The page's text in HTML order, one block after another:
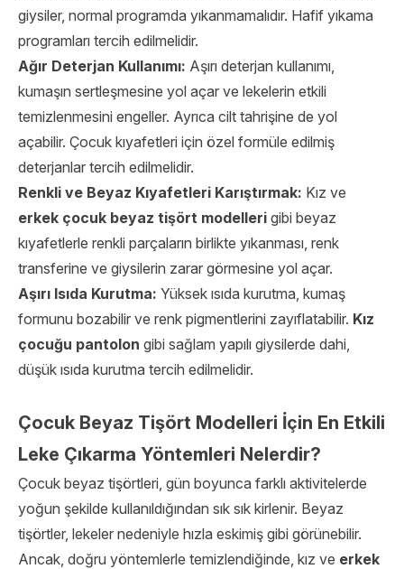
giysiler, normal programda yıkanmamalıdır. Hafif yıkama
programları tercih edilmelidir.
Ağır Deterjan Kullanımı: Aşırı deterjan kullanımı,
kumaşın sertleşmesine yol açar ve lekelerin etkili
temizlenmesini engeller. Ayrıca cilt tahrişine de yol
açabilir. Çocuk kıyafetleri için özel formüle edilmiş
deterjanlar tercih edilmelidir.
Renkli ve Beyaz Kıyafetleri Karıştırmak: Kız ve
erkek çocuk beyaz tişört modelleri gibi beyaz
kıyafetlerle renkli parçaların birlikte yıkanması, renk
transferine ve giysilerin zarar görmesine yol açar.
Aşırı Isıda Kurutma: Yüksek ısıda kurutma, kumaş
formunu bozabilir ve renk pigmentlerini zayıflatabilir. Kız
çocuğu pantolon gibi sağlam yapılı giysilerde dahi,
düşük ısıda kurutma tercih edilmelidir.
Çocuk Beyaz Tişört Modelleri İçin En Etkili
Leke Çıkarma Yöntemleri Nelerdir?
Çocuk beyaz tişörtleri, gün boyunca farklı aktivitelerde
yoğun şekilde kullanıldığından sık sık kirlenir. Beyaz
tişörtler, lekeler nedeniyle hızla eskimiş gibi görünebilir.
Ancak, doğru yöntemlerle temizlendiğinde, kız ve erkek